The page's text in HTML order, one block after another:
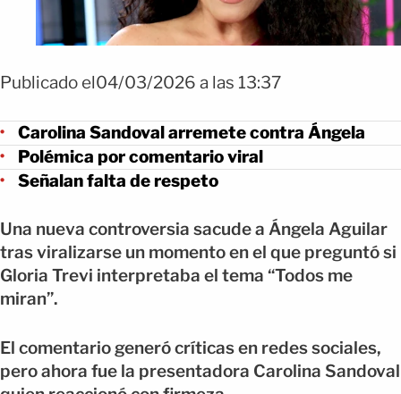
Publicado el04/03/2026 a las 13:37
Carolina Sandoval arremete contra Ángela
Polémica por comentario viral
Señalan falta de respeto
Una nueva controversia sacude a Ángela Aguilar
tras viralizarse un momento en el que preguntó si
Gloria Trevi interpretaba el tema “Todos me
miran”.
El comentario generó críticas en redes sociales,
pero ahora fue la presentadora Carolina Sandoval